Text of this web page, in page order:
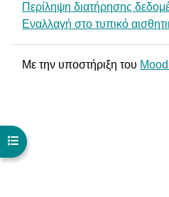
Άνοιγμα ευρετηρίου μαθήματος
Περίληψη διατήρησης
Εναλλαγή στο τυπικό
Με την υποστήριξη του